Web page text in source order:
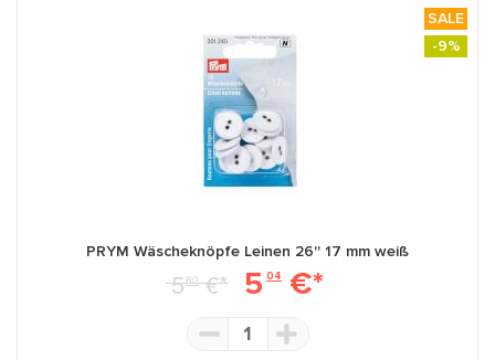
SALE
-9%
PRYM Wäscheknöpfe Leinen 26'' 17 mm weiß
560€* 5 04 €*
1